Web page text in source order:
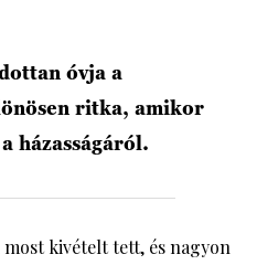
óvja a
ritka, amikor
házasságáról.
kivételt tett, és nagyon